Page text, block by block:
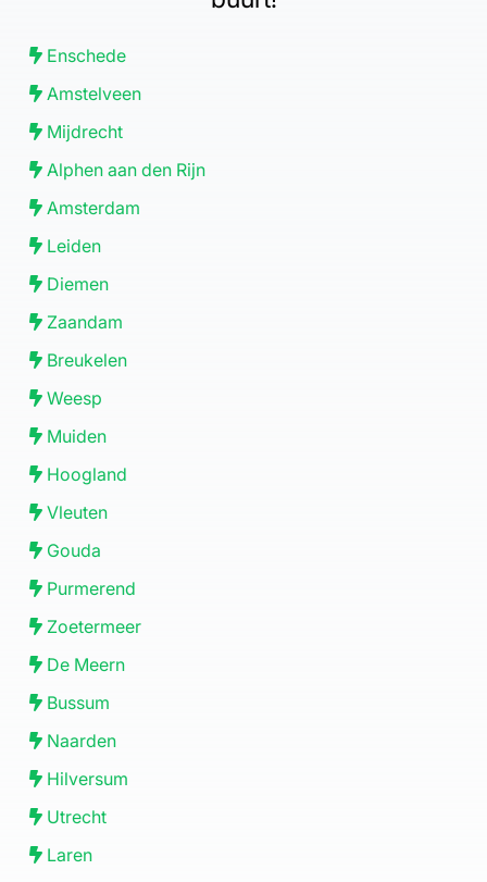
Enschede
Amstelveen
Mijdrecht
Alphen aan den Rijn
Amsterdam
Leiden
Diemen
Zaandam
Breukelen
Weesp
Muiden
Hoogland
Vleuten
Gouda
Purmerend
Zoetermeer
De Meern
Bussum
Naarden
Hilversum
Utrecht
Laren
Titel
Ok